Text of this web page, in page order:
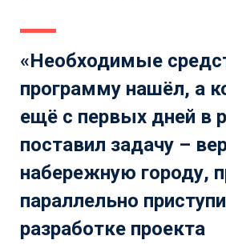
«Необходимые
программу нашёл, а
ещё с первых дней в
поставил задачу –
набережную городу,
параллельно
разработке проекта